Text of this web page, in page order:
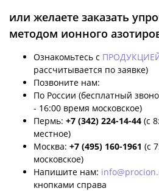
или желаете заказать
методом ионного
Ознакомьтесь с
рассчитывается по заявке)
Позвоните нам:
По России (бесплатный
- 16:00 время московское)
Пермь: +7 (342) 224-14-44 (с
местное)
Москва: +7 (495) 160-1961 (с
московское)
Напишите нам:
кнопками справа